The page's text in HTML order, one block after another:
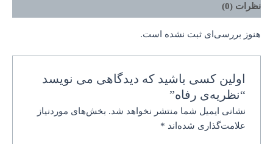
نظرات (0)
هنوز بررسی‌ای ثبت نشده است.
اولین کسی باشید که دیدگاهی می نویسد
“نظریه‌‌ی رفاه”
نشانی ایمیل شما منتشر نخواهد شد. بخش‌های موردنیاز
علامت‌گذاری شده‌اند *